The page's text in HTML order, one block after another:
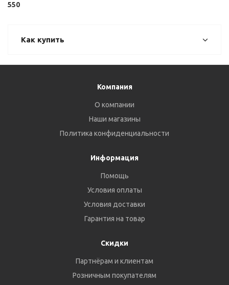
550
Как купить
Компания
О компании
Наши магазины
Политика конфиденциальности
Информация
Помощь
Условия оплаты
Условия доставки
Гарантия на товар
Скидки
Партнёрам и клиентам
Розничным покупателям